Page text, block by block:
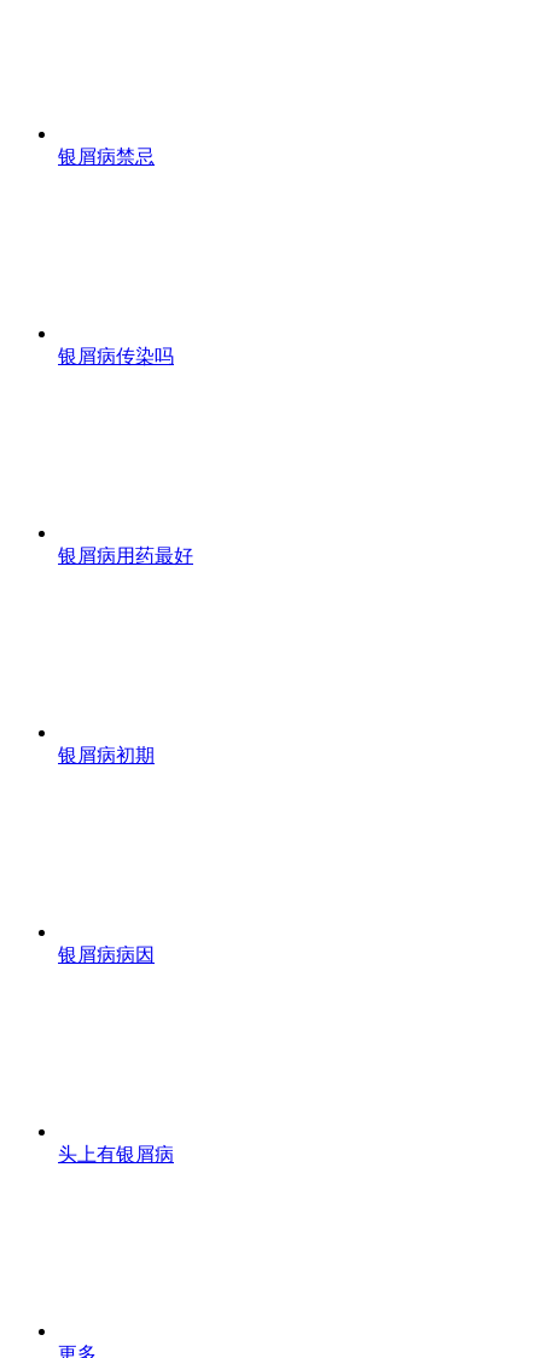
银屑病禁忌
银屑病传染吗
银屑病用药最好
银屑病初期
银屑病病因
头上有银屑病
更多